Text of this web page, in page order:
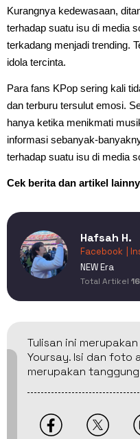
Kurangnya kedewasaan,
terhadap suatu isu di media
terkadang menjadi trending.
idola tercinta.
Para fans KPop sering kali
dan terburu tersulut emosi.
hanya ketika menikmati
informasi sebanyak-
terhadap suatu isu di media
Cek berita dan artikel
Hafsah H.
Facebook |
NEW Era
Total Artikel
Tulisan ini
Yoursay. Isi dan foto
merupakan